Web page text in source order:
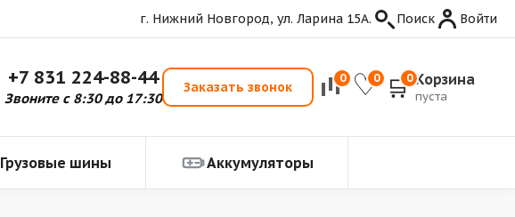
г. Нижний Новгород, ул. Ларина 15А. Поиск Войти
+7 831 224-88-44
Звоните с 8:30 до 17:30
Заказать звонок
0 0 0 Корзина
пуста
Грузовые шины Аккумуляторы